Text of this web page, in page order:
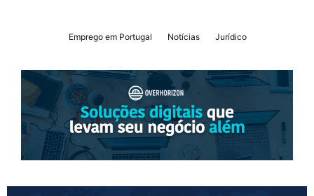
Emprego em Portugal Notícias Jurídico